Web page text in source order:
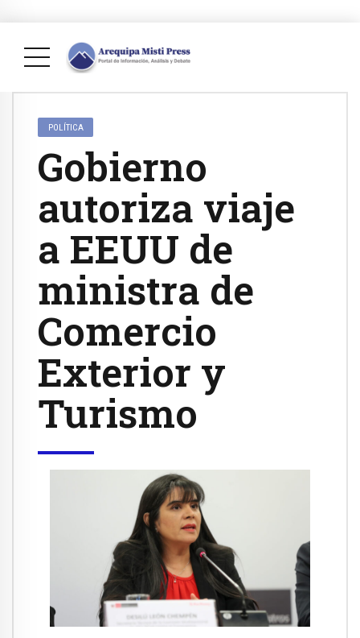
POLÍTICA
Gobierno
autoriza viaje
a EEUU de
ministra de
Comercio
Exterior y
Turismo